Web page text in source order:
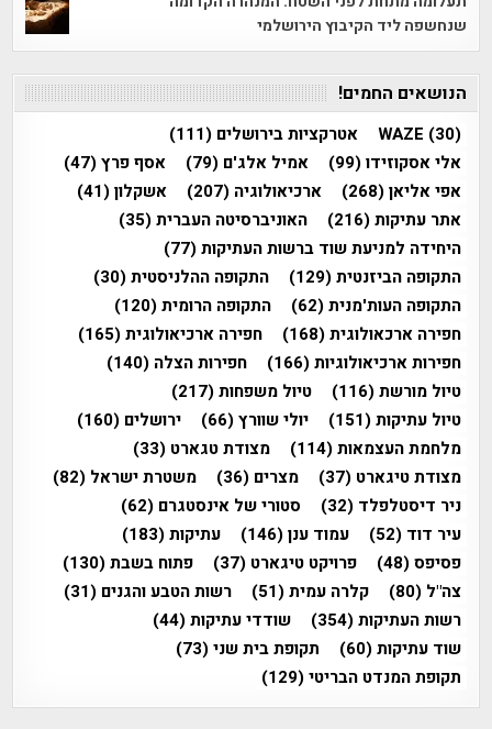
שנחשפה ליד הקיבוץ הירושלמי
הנושאים החמים!
WAZE (30) אטרקציות בירושלים (111)
אלי אסקוזידו(99) אמיל אלג'ם (79) אסף פרץ(47)
אפי אליאן(268) ארכיאולוגיה (207) אשקלון(41)
אתר עתיקות(216) האוניברסיטה העברית(35)
היחידה למניעת שוד ברשות העתיקות(77)
התקופה הביזנטית(129) התקופה ההלניסטית(30)
התקופה העות'מנית(62) התקופה הרומית(120)
חפירה ארכאולוגית(168) חפירה ארכיאולוגית(165)
חפירות ארכיאולוגיות(166) חפירות הצלה (140)
טיול מורשת(116) טיול משפחות(217)
טיול עתיקות(151) יולי שוורץ(66) ירושלים (160)
מלחמת העצמאות(114) מצודת טגארט (33)
מצודת טיגארט (37) מצרים (36) משטרת ישראל (82)
ניר דיסטלפלד (32) סטורי של אינסטגרם (62)
עיר דוד (52) עמוד ענן(146) עתיקות(183)
פסיפס(48) פרויקט טיגארט (37) פתוח בשבת(130)
צה"ל (80) קלרה עמית(51) רשות הטבע והגנים (31)
רשות העתיקות(354) שודדי עתיקות(44)
שוד עתיקות(60) תקופת בית שני(73)
תקופת המנדט הבריטי(129)